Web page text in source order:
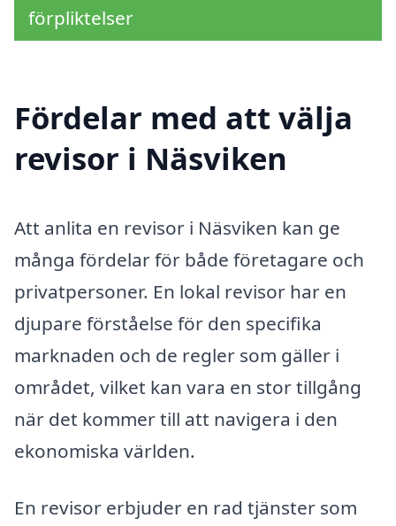
förpliktelser
Fördelar med att välja
revisor i Näsviken
Att anlita en revisor i Näsviken kan ge
många fördelar för både företagare och
privatpersoner. En lokal revisor har en
djupare förståelse för den specifika
marknaden och de regler som gäller i
området, vilket kan vara en stor tillgång
när det kommer till att navigera i den
ekonomiska världen.
En revisor erbjuder en rad tjänster som